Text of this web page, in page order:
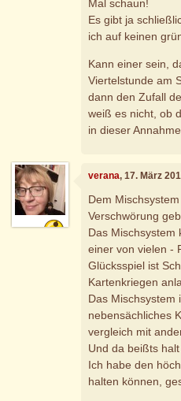
Mal schaun!
Es gibt ja
ich auf keinen
Kann einer sein,
Viertelstunde am
dann den Zufall
weiß es nicht, ob
in dieser Annahme.
verana, 17. März
Dem
Verschwörung
Das Mischsystem
einer von vielen -
Glücksspiel ist
Kartenkriegen
Das Mischsystem
nebensächliches
vergleich mit
Und da beißts halt
Ich habe den
halten können,